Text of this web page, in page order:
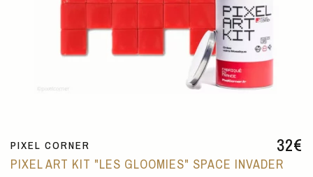
32€
PIXEL CORNER
PIXEL ART KIT "LES GLOOMIES" SPACE INVADER